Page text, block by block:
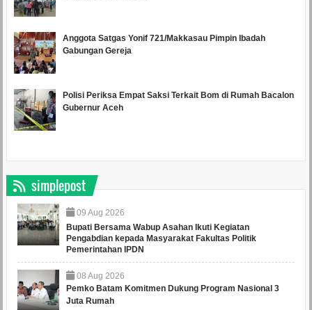
Anggota Satgas Yonif 721/Makkasau Pimpin Ibadah
Gabungan Gereja
Polisi Periksa Empat Saksi Terkait Bom di Rumah Bacalon
Gubernur Aceh
simplepost
09 Aug 2026
Bupati Bersama Wabup Asahan Ikuti Kegiatan
Pengabdian kepada Masyarakat Fakultas Politik
Pemerintahan IPDN
08 Aug 2026
Pemko Batam Komitmen Dukung Program Nasional 3
Juta Rumah